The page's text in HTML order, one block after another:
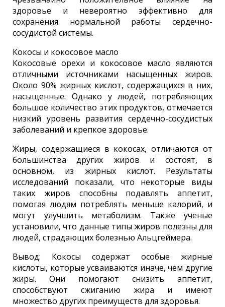
здоровье и невероятно эффективно для
сохранения нормальной работы сердечно-
сосудистой системы.
Кокосы и кокосовое масло
Кокосовые орехи и кокосовое масло являются
отличными источниками насыщенных жиров.
Около 90% жирных кислот, содержащихся в них,
насыщенные. Однако у людей, потребляющих
большое количество этих продуктов, отмечается
низкий уровень развития сердечно-сосудистых
заболеваний и крепкое здоровье.
Жиры, содержащиеся в кокосах, отличаются от
большинства других жиров и состоят, в
основном, из жирных кислот. Результаты
исследований показали, что некоторые виды
таких жиров способны подавлять аппетит,
помогая людям потреблять меньше калорий, и
могут улучшить метаболизм. Также ученые
установили, что данные типы жиров полезны для
людей, страдающих болезнью Альцгеймера.
Вывод: Кокосы содержат особые жирные
кислоты, которые усваиваются иначе, чем другие
жиры. Они помогают снизить аппетит,
способствуют сжиганию жира и имеют
множество других преимуществ для здоровья.